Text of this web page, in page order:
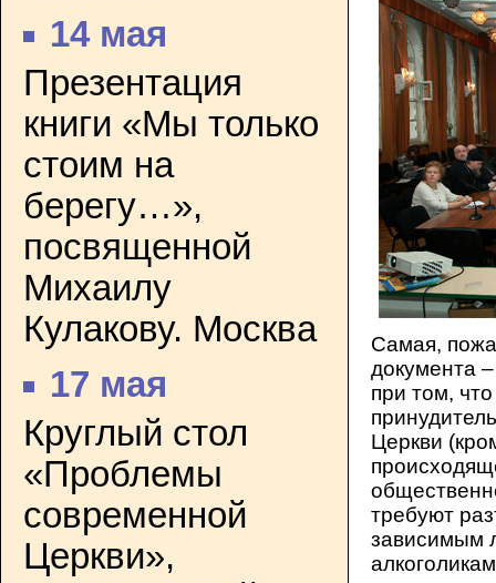
14 мая
Презентация
книги «Мы только
стоим на
берегу…»,
посвященной
Михаилу
Кулакову. Москва
17 мая
Круглый стол
«Проблемы
современной
Церкви»,
Самая,
документа
при том,
Церкви
требуют
зависимым